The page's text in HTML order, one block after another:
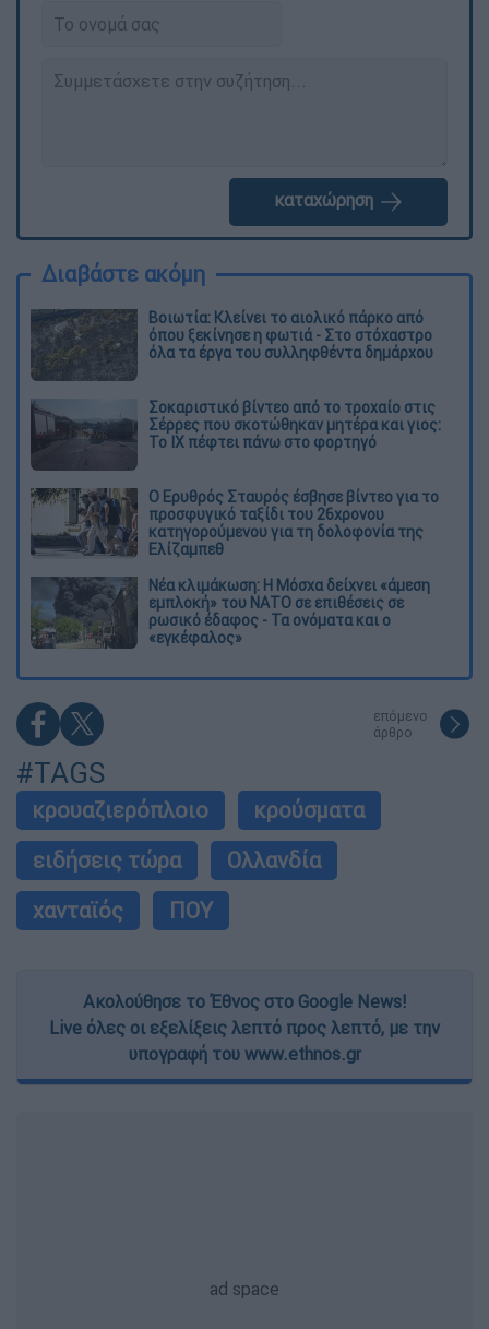
καταχώρηση
Διαβάστε ακόμη
Βοιωτία: Κλείνει το αιολικό πάρκο από
όπου ξεκίνησε η φωτιά - Στο στόχαστρο
όλα τα έργα του συλληφθέντα δημάρχου
Σοκαριστικό βίντεο από το τροχαίο στις
Σέρρες που σκοτώθηκαν μητέρα και γιος:
Το ΙΧ πέφτει πάνω στο φορτηγό
Ο Ερυθρός Σταυρός έσβησε βίντεο για το
προσφυγικό ταξίδι του 26χρονου
κατηγορούμενου για τη δολοφονία της
Ελίζαμπεθ
Νέα κλιμάκωση: Η Μόσχα δείχνει «άμεση
εμπλοκή» του ΝΑΤΟ σε επιθέσεις σε
ρωσικό έδαφος - Τα ονόματα και ο
«εγκέφαλος»
επόμενο
άρθρο
#TAGS
κρουαζιερόπλοιο
κρούσματα
ειδήσεις τώρα
Ολλανδία
χανταϊός
ΠΟΥ
Ακολούθησε το Έθνος στο Google News!
Live όλες οι εξελίξεις λεπτό προς λεπτό, με την
υπογραφή του www.ethnos.gr